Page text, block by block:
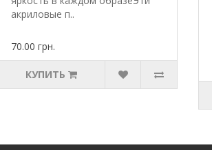
акриловые п..
70.00 грн.
КУПИТЬ